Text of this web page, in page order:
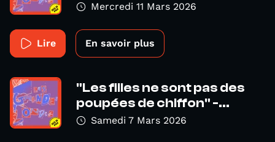
Mercredi 11 Mars 2026
Lire En savoir plus
"Les filles ne sont pas des
poupées de chiffon" -...
Samedi 7 Mars 2026